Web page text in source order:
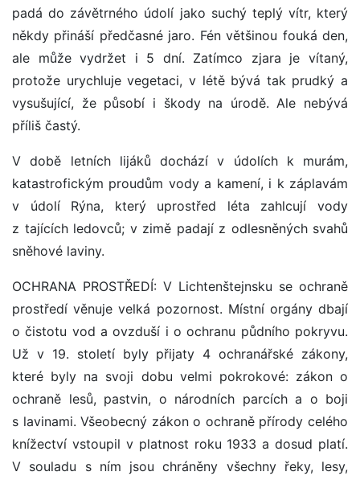
padá do závětrného údolí jako suchý teplý vítr, který
někdy přináší předčasné jaro. Fén většinou fouká den,
ale může vydržet i 5 dní. Zatímco zjara je vítaný,
protože urychluje vegetaci, v létě bývá tak prudký a
vysušující, že působí i škody na úrodě. Ale nebývá
příliš častý.
V době letních lijáků dochází v údolích k murám,
katastrofickým proudům vody a kamení, i k záplavám
v údolí Rýna, který uprostřed léta zahlcují vody
z tajících ledovců; v zimě padají z odlesněných svahů
sněhové laviny.
OCHRANA PROSTŘEDÍ: V Lichtenštejnsku se ochraně
prostředí věnuje velká pozornost. Místní orgány dbají
o čistotu vod a ovzduší i o ochranu půdního pokryvu.
Už v 19. století byly přijaty 4 ochranářské zákony,
které byly na svoji dobu velmi pokrokové: zákon o
ochraně lesů, pastvin, o národních parcích a o boji
s lavinami. Všeobecný zákon o ochraně přírody celého
knížectví vstoupil v platnost roku 1933 a dosud platí.
V souladu s ním jsou chráněny všechny řeky, lesy,